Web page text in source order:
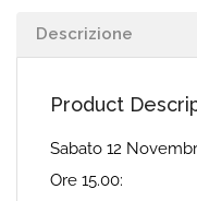
Descrizione
Product
Sabato 12
Ore 15.00: